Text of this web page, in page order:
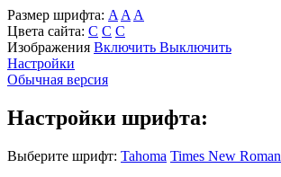
Размер шрифта: A A A
Цвета сайта: С С С
Изображения Включить Выключить
Настройки
Обычная версия
Настройки шрифта:
Выберите шрифт: Tahoma Times New Roman